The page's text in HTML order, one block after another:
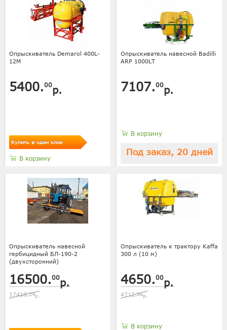
Опрыскиватель Demarol 400L-
12M
5400.00р.
Купить в один клик
В корзину
Опрыскиватель навесной Badilli
ARP 1000LT
7107.00р.
В корзину
Под заказ, 20 дней
Опрыскиватель навесной
гербицидный БЛ-190-2
(двухсторонний)
16500.00р.
17418.24р.
Опрыскиватель к трактору Kaffa
300 л (10 м)
4650.00р.
4712.26р.
В корзину